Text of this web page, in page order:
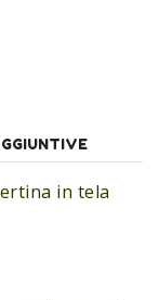
in tela